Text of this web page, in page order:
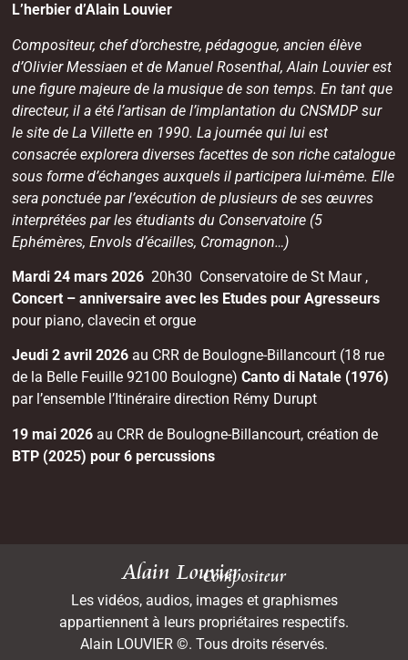
L’herbier d’Alain Louvier
Compositeur, chef d’orchestre, pédagogue, ancien élève
d’Olivier Messiaen et de Manuel Rosenthal, Alain Louvier est
une figure majeure de la musique de son temps. En tant que
directeur, il a été l’artisan de l’implantation du CNSMDP sur
le site de La Villette en 1990. La journée qui lui est
consacrée explorera diverses facettes de son riche catalogue
sous forme d’échanges auxquels il participera lui-même. Elle
sera ponctuée par l’exécution de plusieurs de ses œuvres
interprétées par les étudiants du Conservatoire (5
Ephémères, Envols d’écailles, Cromagnon…)
Mardi 24 mars 2026 20h30 Conservatoire de St Maur ,
Concert – anniversaire avec les Etudes pour Agresseurs
pour piano, clavecin et orgue
Jeudi 2 avril 2026 au CRR de Boulogne-Billancourt (18 rue
de la Belle Feuille 92100 Boulogne)Canto di Natale (1976)
par l’ensemble l’Itinéraire direction Rémy Durupt
19 mai 2026 au CRR de Boulogne-Billancourt, création de
BTP (2025) pour 6 percussions
Alain LouvierCompositeur
Les vidéos, audios, images et graphismes
appartiennent à leurs propriétaires respectifs.
Alain LOUVIER ©. Tous droits réservés.